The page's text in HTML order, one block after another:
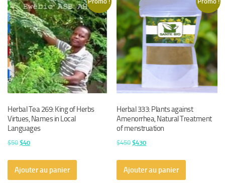
Herbal Tea 269: King of Herbs
Virtues, Names in Local
Languages
$50 Le
initial
était :
$40Le
actuel
est :
Ajouter au panier
Herbal 333: Plants against
Amenorrhea, Natural Treatment
of menstruation
$450Le
initial
était :
$430Le
est :
Ajouter au panier